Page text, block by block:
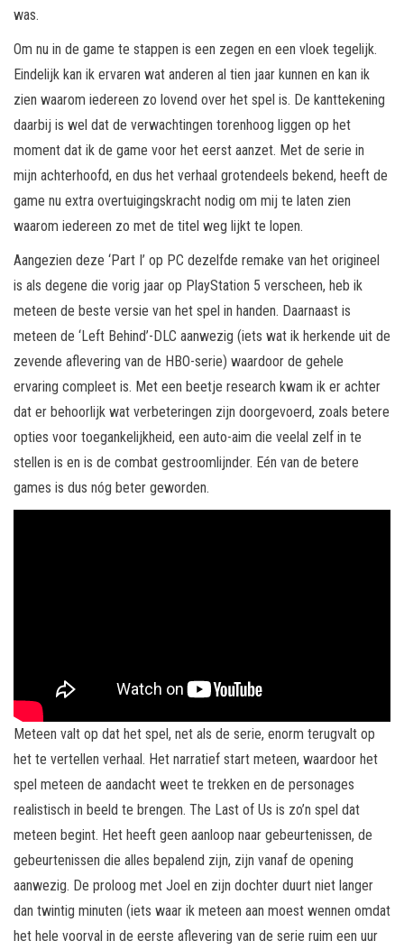
was.
Om nu in de game te stappen is een zegen en een vloek tegelijk.
Eindelijk kan ik ervaren wat anderen al tien jaar kunnen en kan ik
zien waarom iedereen zo lovend over het spel is. De kanttekening
daarbij is wel dat de verwachtingen torenhoog liggen op het
moment dat ik de game voor het eerst aanzet. Met de serie in
mijn achterhoofd, en dus het verhaal grotendeels bekend, heeft de
game nu extra overtuigingskracht nodig om mij te laten zien
waarom iedereen zo met de titel weg lijkt te lopen.
Aangezien deze ‘Part I’ op PC dezelfde remake van het origineel
is als degene die vorig jaar op PlayStation 5 verscheen, heb ik
meteen de beste versie van het spel in handen. Daarnaast is
meteen de ‘Left Behind’-DLC aanwezig (iets wat ik herkende uit de
zevende aflevering van de HBO-serie) waardoor de gehele
ervaring compleet is. Met een beetje research kwam ik er achter
dat er behoorlijk wat verbeteringen zijn doorgevoerd, zoals betere
opties voor toegankelijkheid, een auto-aim die veelal zelf in te
stellen is en is de combat gestroomlijnder. Eén van de betere
games is dus nóg beter geworden.
Meteen valt op dat het spel, net als de serie, enorm terugvalt op
het te vertellen verhaal. Het narratief start meteen, waardoor het
spel meteen de aandacht weet te trekken en de personages
realistisch in beeld te brengen. The Last of Us is zo’n spel dat
meteen begint. Het heeft geen aanloop naar gebeurtenissen, de
gebeurtenissen die alles bepalend zijn, zijn vanaf de opening
aanwezig. De proloog met Joel en zijn dochter duurt niet langer
dan twintig minuten (iets waar ik meteen aan moest wennen omdat
het hele voorval in de eerste aflevering van de serie ruim een uur